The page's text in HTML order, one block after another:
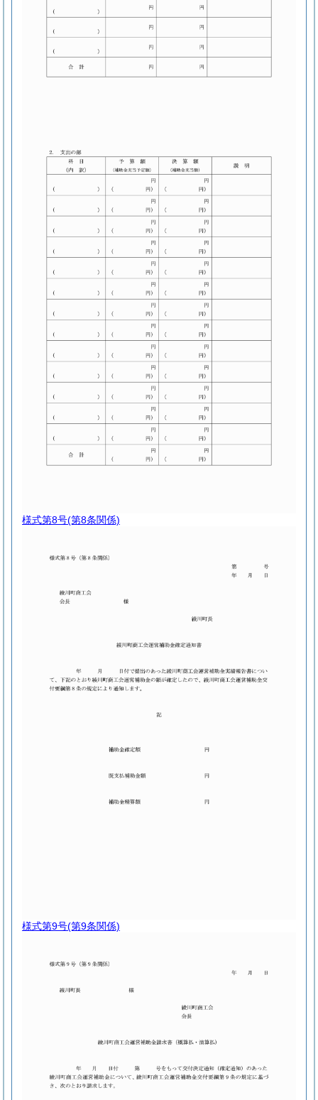
様式第8号(第8条関係)
様式第9号(第9条関係)